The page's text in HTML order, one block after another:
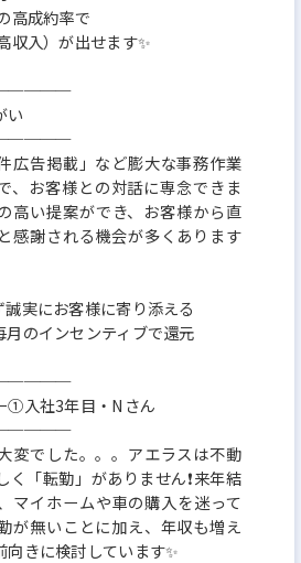
高成約率で
入）が出せます✨
い
広告掲載」など膨大な事務作業
、お客様との対話に専念できま
高い提案ができ、お客様から直
感謝される機会が多くあります
実にお客様に寄り添える
のインセンティブで還元
①入社3年目・Nさん
変でした。。。アエラスは不動
く「転勤」がありません❗️来年結
マイホームや車の購入を迷って
が無いことに加え、年収も増え
向きに検討しています✨